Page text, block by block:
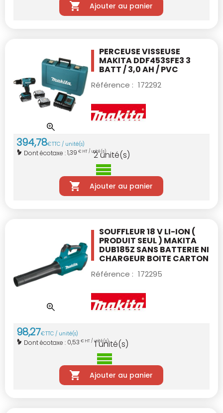
Ajouter au panier
PERCEUSE VISSEUSE
MAKITA DDF453SFE3 3
BATT / 3,0 AH / PVC
Référence : 172292
394,78€TTC / unité(s)
Dont écotaxe :1,39 € HT / unité(s)
2unité(s)
Ajouter au panier
SOUFFLEUR 18 V LI-ION (
PRODUIT SEUL ) MAKITA
DUB185Z SANS BATTERIE NI
CHARGEUR BOITE CARTON
Référence : 172295
98,27€TTC / unité(s)
Dont écotaxe : 0,53 € HT / unité(s)
1unité(s)
Ajouter au panier